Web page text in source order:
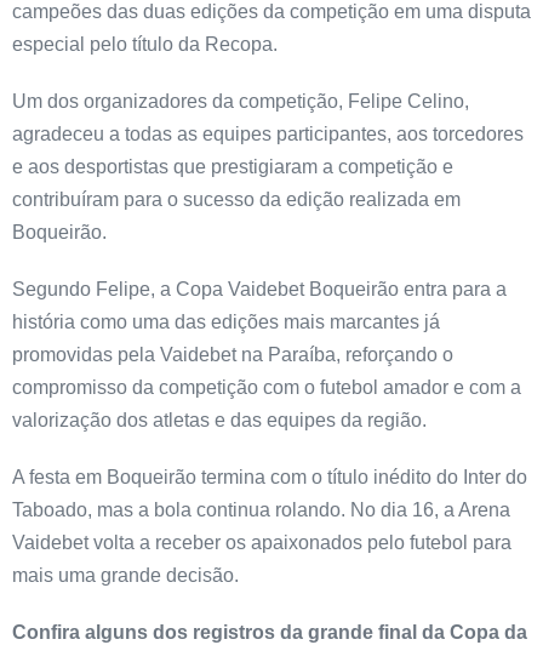
campeões das duas edições da competição em uma disputa
especial pelo título da Recopa.
Um dos organizadores da competição, Felipe Celino,
agradeceu a todas as equipes participantes, aos torcedores
e aos desportistas que prestigiaram a competição e
contribuíram para o sucesso da edição realizada em
Boqueirão.
Segundo Felipe, a Copa Vaidebet Boqueirão entra para a
história como uma das edições mais marcantes já
promovidas pela Vaidebet na Paraíba, reforçando o
compromisso da competição com o futebol amador e com a
valorização dos atletas e das equipes da região.
A festa em Boqueirão termina com o título inédito do Inter do
Taboado, mas a bola continua rolando. No dia 16, a Arena
Vaidebet volta a receber os apaixonados pelo futebol para
mais uma grande decisão.
Confira alguns dos registros da grande final da Copa da